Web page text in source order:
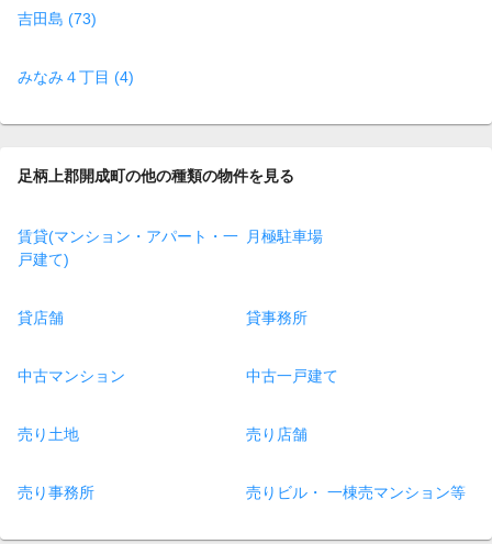
吉田島 (73)
みなみ４丁目 (4)
足柄上郡開成町の他の種類の物件を見る
賃貸(マンション・アパート・一
戸建て)
月極駐車場
貸店舗 貸事務所
中古マンション 中古一戸建て
売り土地 売り店舗
売り事務所 売りビル・ 一棟売マンション等